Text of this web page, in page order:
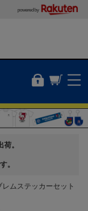
powered by
。
。
レムステッカーセット